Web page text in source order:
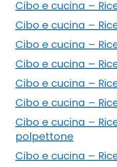
Cibo e cucina –
Cibo e cucina –
Cibo e cucina –
Cibo e cucina –
Cibo e cucina –
Cibo e cucina –
Cibo e cucina –
polpettone
Cibo e cucina –